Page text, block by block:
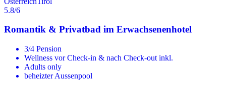
5.8/6
Romantik & Privatbad im Erwachsenenhotel
3/4 Pension
Wellness vor Check-in & nach Check-out inkl.
Adults only
beheizter Aussenpool